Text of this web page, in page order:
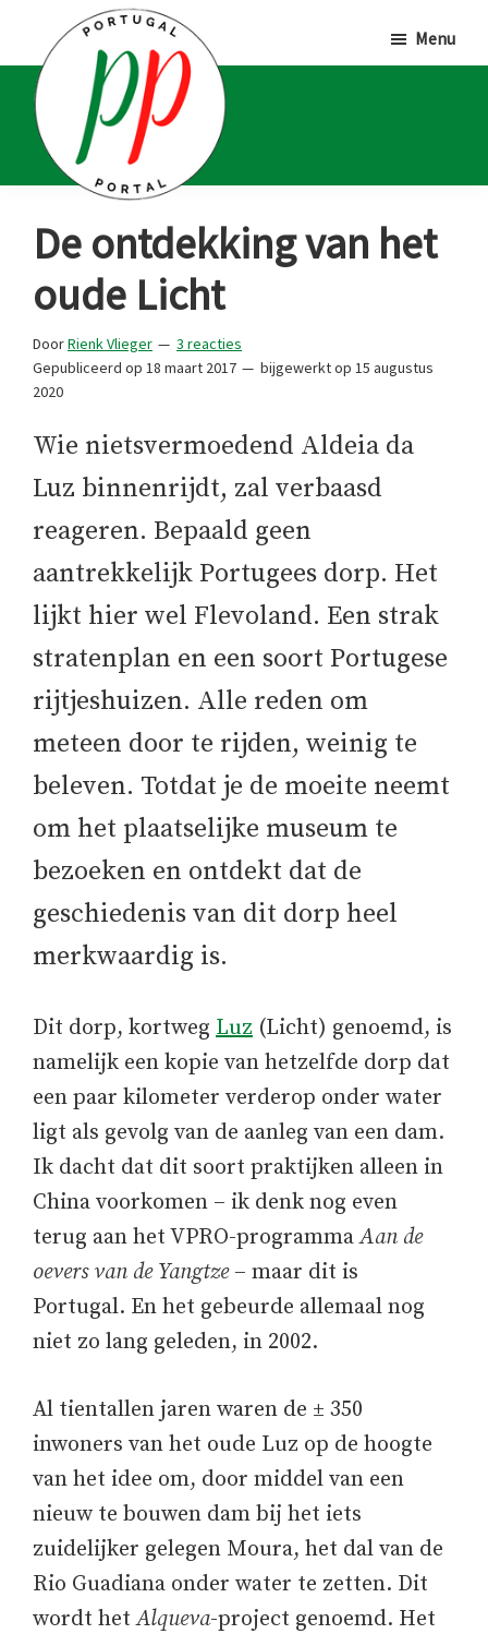
hoofd
inhoud
eerste
sidebar
voettekst
Portal
Portugalliefhebbers
en
fanaten
Menu
De ontdekking van het
oude Licht
DoorRienk Vlieger
3 reacties
Gepubliceerd op 18 maart 2017 bijgewerkt op 15 augustus
2020
Wie nietsvermoedend Aldeia da
Luz binnenrijdt, zal verbaasd
reageren. Bepaald geen
aantrekkelijk Portugees dorp. Het
lijkt hier wel Flevoland. Een strak
stratenplan en een soort Portugese
rijtjeshuizen. Alle reden om
meteen door te rijden, weinig te
beleven. Totdat je de moeite neemt
om het plaatselijke museum te
bezoeken en ontdekt dat de
geschiedenis van dit dorp heel
merkwaardig is.
Dit dorp, kortweg Luz (Licht) genoemd, is
namelijk een kopie van hetzelfde dorp dat
een paar kilometer verderop onder water
ligt als gevolg van de aanleg van een dam.
Ik dacht dat dit soort praktijken alleen in
China voorkomen – ik denk nog even
terug aan het VPRO-programmaAan de
oevers van de Yangtze– maar dit is
Portugal. En het gebeurde allemaal nog
niet zo lang geleden, in 2002.
Al tientallen jaren waren de ± 350
inwoners van het oude Luz op de hoogte
van het idee om, door middel van een
nieuw te bouwen dam bij het iets
zuidelijker gelegen Moura, het dal van de
Rio Guadiana onder water te zetten. Dit
wordt hetAlqueva-project genoemd. Het